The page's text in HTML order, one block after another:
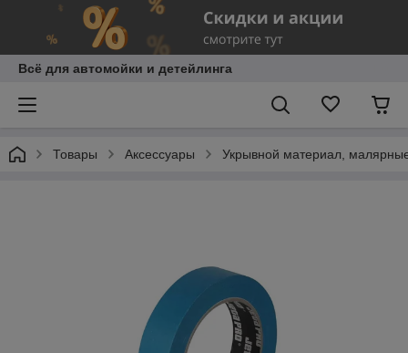
Всё для автомойки и детейлинга
Товары Аксессуары Укрывной материал,